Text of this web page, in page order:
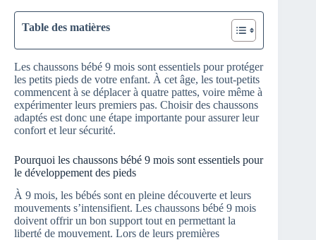
Table des matières
Les chaussons bébé 9 mois sont essentiels pour protéger
les petits pieds de votre enfant. À cet âge, les tout-petits
commencent à se déplacer à quatre pattes, voire même à
expérimenter leurs premiers pas. Choisir des chaussons
adaptés est donc une étape importante pour assurer leur
confort et leur sécurité.
Pourquoi les chaussons bébé 9 mois sont essentiels pour
le développement des pieds
À 9 mois, les bébés sont en pleine découverte et leurs
mouvements s’intensifient. Les chaussons bébé 9 mois
doivent offrir un bon support tout en permettant la
liberté de mouvement. Lors de leurs premières